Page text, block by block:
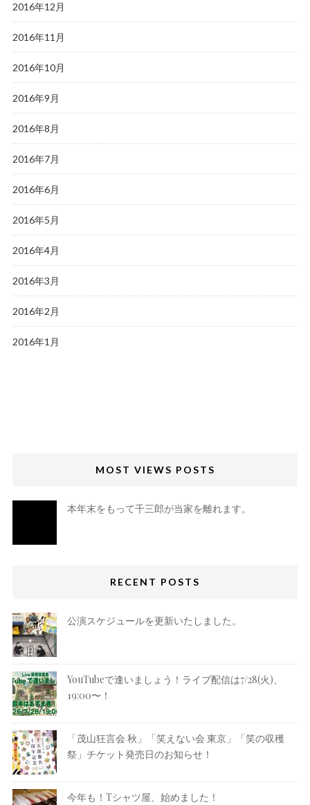
2016年12月
2016年11月
2016年10月
2016年9月
2016年8月
2016年7月
2016年6月
2016年5月
2016年4月
2016年3月
2016年2月
2016年1月
MOST VIEWS POSTS
本年末をもって千三郎が当家を離れます。
RECENT POSTS
公演スケジュールを更新いたしました。
YouTubeで逢いましょう！ライブ配信は7/28(火)、
19:00〜！
「茂山狂言会 秋」「笑えない会 東京」「笑の収穫
祭」チケット発売日のお知らせ！
今年も！Tシャツ屋、始めました！